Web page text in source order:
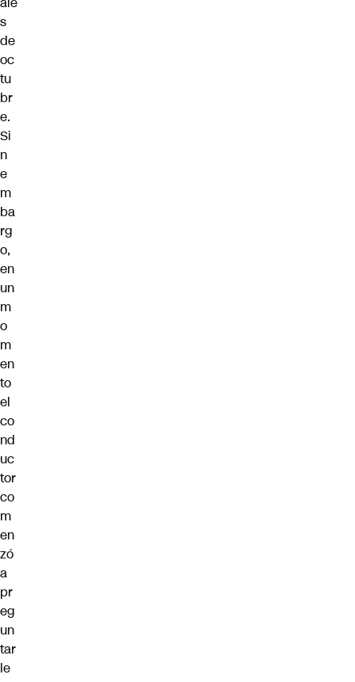
s
de
oc
tu
br
e.
Si
n
e
m
ba
rg
o,
en
un
m
o
m
en
to
el
co
nd
uc
tor
co
m
en
zó
a
pr
eg
un
tar
le